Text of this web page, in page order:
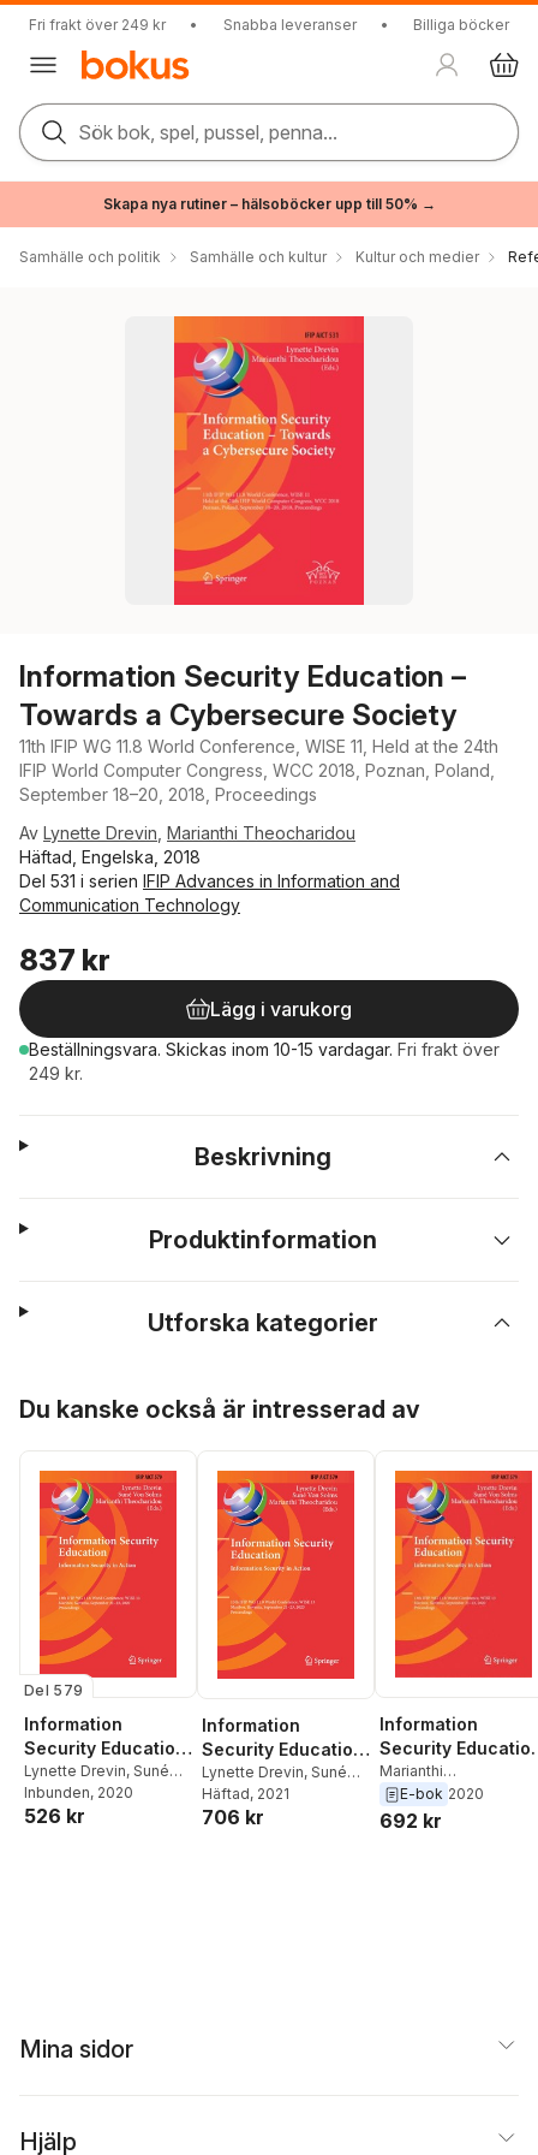
Fri frakt över 249 kr • Snabba leveranser • Billiga böcker
Sök bok, spel, pussel, penna...
Skapa nya rutiner – hälsoböcker upp till 50% →
Samhälle och politik Samhälle och kultur Kultur och medier
Information Security Education –
Towards a Cybersecure Society
11th IFIP WG 11.8 World Conference, WISE 11, Held at the 24th
IFIP World Computer Congress, WCC 2018, Poznan, Poland,
September 18–20, 2018, Proceedings
Av Lynette Drevin Marianthi Theocharidou
Häftad, Engelska, 2018
Del 531 i serien IFIP Advances in Information and
Communication Technology
837 kr
Lägg i varukorg
Beställningsvara. Skickas inom 10-15 vardagar. Fri frakt över
249 kr.
Beskrivning
Produktinformation
Utforska kategorier
Du kanske också är intresserad av
Del 579
Information
Security Education.
Information
Security in Action
Lynette Drevin, Suné
Von Solms ,Marianthi
Theocharidou
Inbunden, 2020
526 kr
Information
Security Education.
Information
Security in Action
Lynette Drevin, Suné
Von Solms,Marianthi
Theocharidou
Häftad, 2021
706 kr
Information
Security
Information
Security in Action
Marianthi
Theocharidou,
Von Solms
E-bok 2020
692 kr
Mina sidor
Hjälp